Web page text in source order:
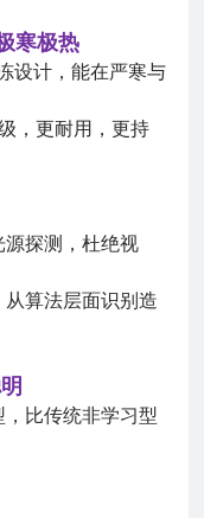
寒极热
设计，能在严寒与
，更耐用，更持
探测，杜绝视
算法层面识别造
比传统非学习型